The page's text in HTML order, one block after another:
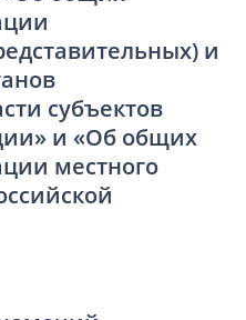
и
субъектов
и «Об общих
местного